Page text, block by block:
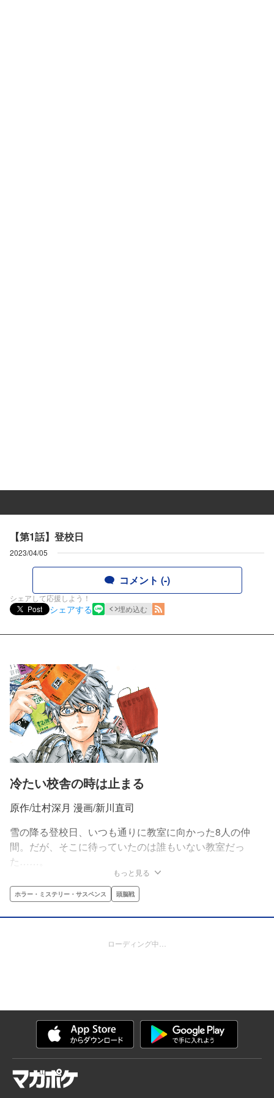
【第1話】登校日
2023/04/05
コメント (-)
シェアして応援しよう！
Post
シェアする 埋め込む
冷たい校舎の時は止まる
原作/辻村深月 漫画/新川直司
雪の降る登校日、いつも通りに教室に向かった8人の仲
間。だが、そこに待っていたのは誰もいない教室だっ
た……。
もっと見る
ホラー・ミステリー・サスペンス 頭脳戦
ローディング中…